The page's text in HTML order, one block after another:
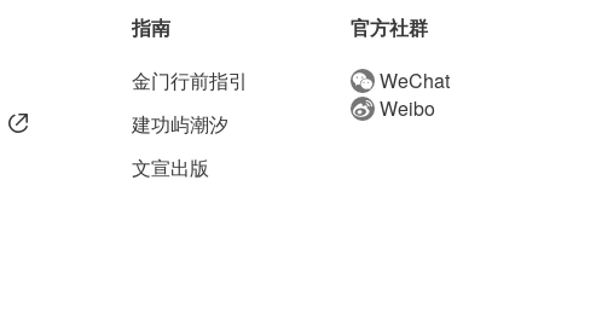
指南
金门行前指引
建功屿潮汐
文宣出版
官方社群
WeChat
Weibo